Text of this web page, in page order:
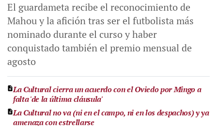
El guardameta recibe el reconocimiento de
Mahou y la afición tras ser el futbolista más
nominado durante el curso y haber
conquistado también el premio mensual de
agosto
La Cultural cierra un acuerdo con el Oviedo por Mingo a
falta 'de la última cláusula'
La Cultural no va (ni en el campo, ni en los despachos) y ya
amenaza con estrellarse